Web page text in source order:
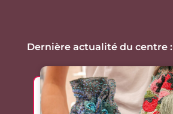
Dernière actualité du centre :